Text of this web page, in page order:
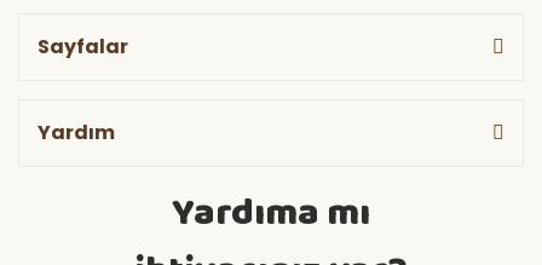
Sayfalar
Yardım
Yardıma mı